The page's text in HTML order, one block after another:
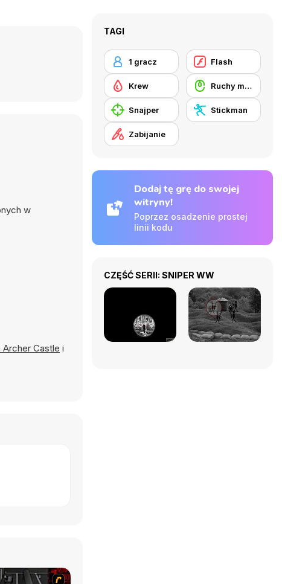
w
Archer Castle i
TAGI
1 gracz Flash
Krew Ruchy myszką
Snajper Stickman
Zabijanie
Dodaj tę grę do swojej
witryny!
Poprzez osadzenie prostej
linii kodu
CZĘŚĆ SERII: SNIPER WW